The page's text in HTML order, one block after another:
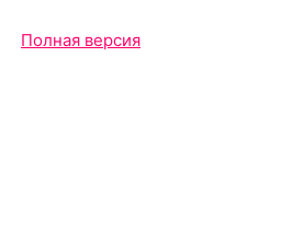
Полная версия